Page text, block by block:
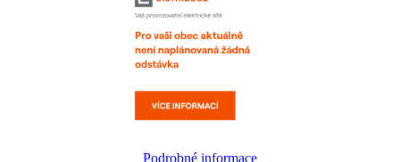
Podrobné informace